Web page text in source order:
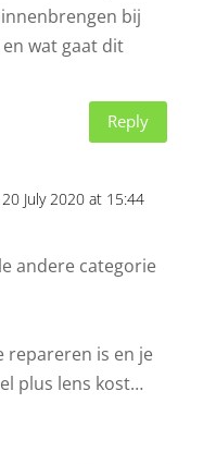
bij
wat gaat dit
Reply
July 2020 at 15:44
andere categorie
repareren is en je
plus lens kost…